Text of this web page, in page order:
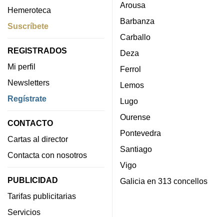
Hemeroteca
Suscríbete
REGISTRADOS
Mi perfil
Newsletters
Regístrate
CONTACTO
Cartas al director
Contacta con nosotros
PUBLICIDAD
Tarifas publicitarias
Servicios
Arousa
Barbanza
Carballo
Deza
Ferrol
Lemos
Lugo
Ourense
Pontevedra
Santiago
Vigo
Galicia en 313 concellos